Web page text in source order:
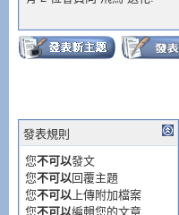
發表規則
您不可以發文
您不可以回覆主題
您不可以上傳附加檔案
您不可以編輯您的文章